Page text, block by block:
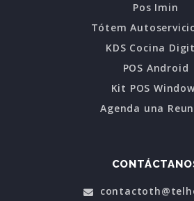
Pos Imin
Tótem
KDS Cocina
POS Android
Kit POS
Agenda una